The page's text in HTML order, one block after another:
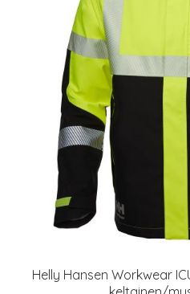
Helly Hansen Workwear